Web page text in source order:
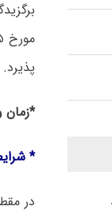
پذیرد.
*زمان
*
در